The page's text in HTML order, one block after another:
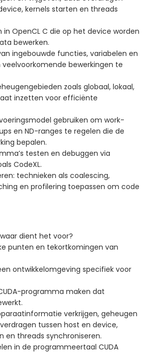
kernels starten en threads
in OpenCL C die op het device worden
bewerken.
ingebouwde functies, variabelen en
bewerkingen te
zoals globaal, lokaal,
inzetten voor efficiënte
gebruiken om work-
en ND-ranges te regelen die de
bepalen.
testen en debuggen via
CodeXL.
technieken als coalescing,
en profilering toepassen om code
dient het voor?
punten en tekortkomingen van
ontwikkelomgeving specifiek voor
programma maken dat
verkrijgen, geheugen
tussen host en device,
en threads synchroniseren.
in de programmeertaal CUDA